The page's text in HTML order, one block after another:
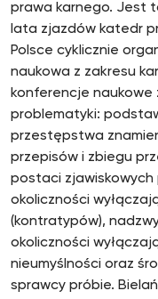
prawa karnego. Jest
lata zjazdów katedr
Polsce cyklicznie
naukowa z zakresu
konferencje naukowe
problematyki:
przestępstwa
przepisów i zbiegu
postaci
okoliczności
(kontratypów),
okoliczności
nieumyślności oraz
sprawcy próbie.